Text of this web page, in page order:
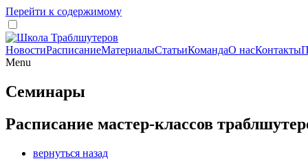
Перейти к содержимому
НовостиРасписаниеМатериалыСтатьиКомандаО насКонтакты
Menu
Семинары
Расписание мастер-классов
вернуться назад